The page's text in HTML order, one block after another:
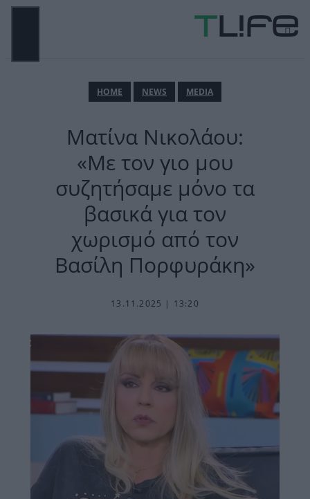
Μετάβαση
ΗΟΜΕ NEWS MEDIA
Ματίνα Νικολάου:
«Με τον γιο μου
συζητήσαμε μόνο τα
βασικά για τον
χωρισμό από τον
Βασίλη Πορφυράκη»
13.11.2025 | 13:20